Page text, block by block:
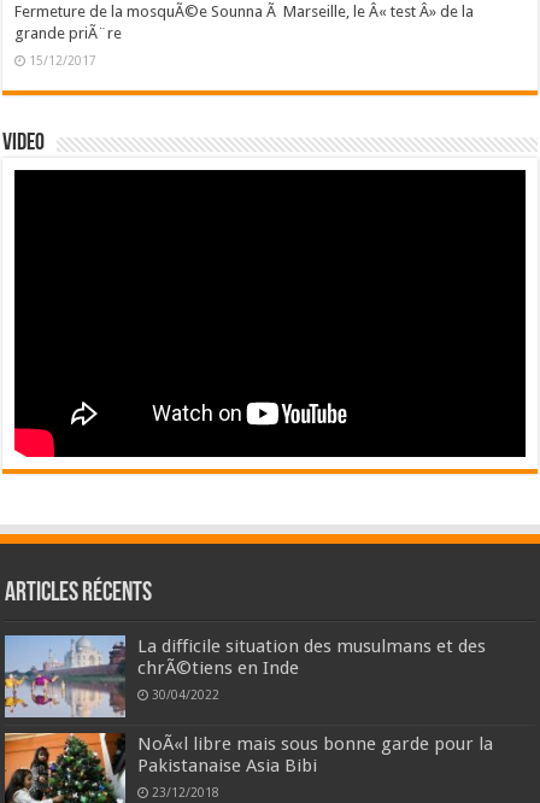
Fermeture de la mosquÃ©e Sounna Ã Marseille, le Â« test Â» de la
grande priÃ¨re
15/12/2017
Video
Articles récents
La difficile situation des musulmans et des
chrÃ©tiens en Inde
30/04/2022
NoÃ«l libre mais sous bonne garde pour la
Pakistanaise Asia Bibi
23/12/2018